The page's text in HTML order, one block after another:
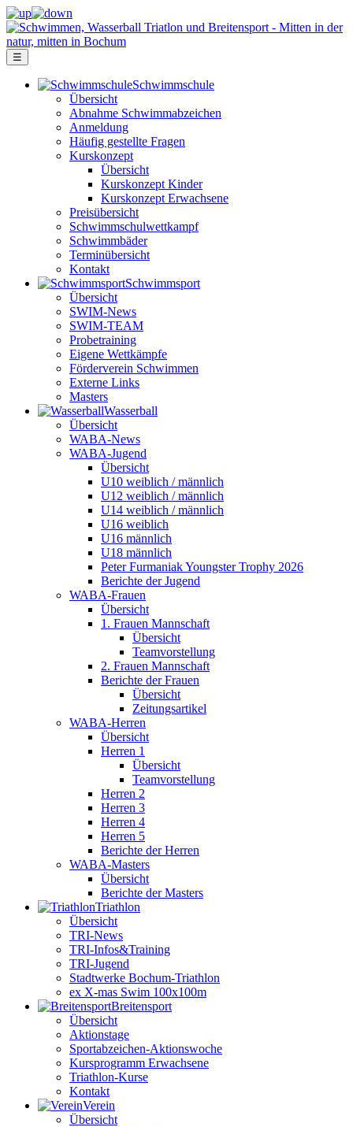
☰
Schwimm­schule
Übersicht
Ab­nah­me Schwimm­ab­zei­chen
Anmeldung
Häufig gestellte Fragen
Kurs­konzept
Übersicht
Kurskonzept Kinder
Kurskonzept Erwachsene
Preis­über­sicht
Schwimm­schul­wett­kampf
Schwimm­bäder
Terminübersicht
Kontakt
Schwimm­sport
Übersicht
SWIM-News
SWIM-TEAM
Probe­training
Eigene Wettkämpfe
Förderverein Schwimmen
Externe Links
Masters
Wasser­ball
Übersicht
WABA-News
WABA-Jugend
Übersicht
U10 weiblich / männlich
U12 weiblich / männlich
U14 weiblich / männlich
U16 weiblich
U16 männlich
U18 männlich
Peter Furmaniak Youngster Trophy 2026
Berichte der Jugend
WABA-Frauen
Übersicht
1. Frauen Mannschaft
Übersicht
Teamvorstellung
2. Frauen Mannschaft
Berichte der Frauen
Übersicht
Zeitungsartikel
WABA-Herren
Übersicht
Herren 1
Übersicht
Teamvorstellung
Herren 2
Herren 3
Herren 4
Herren 5
Berichte der Herren
WABA-Masters
Übersicht
Berichte der Masters
Triathlon
Übersicht
TRI-News
TRI-Infos&Training
TRI-Jugend
Stadtwerke Bochum-Triathlon
ex X-mas Swim 100x100m
Breiten­sport
Übersicht
Aktionstage
Sportabzeichen-Aktionswoche
Kursprogramm Erwachsene
Triathlon-Kurse
Kontakt
Verein
Übersicht